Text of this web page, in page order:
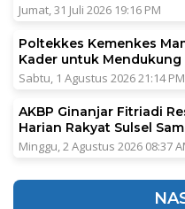
Jumat, 31 Juli 2026 19:16 PM
Poltekkes Kemenkes
Kader untuk Mendukung
Sabtu, 1 Agustus 2026 21:14 PM
AKBP Ginanjar Fitriadi
Harian Rakyat Sulsel
Minggu, 2 Agustus 2026 08:37